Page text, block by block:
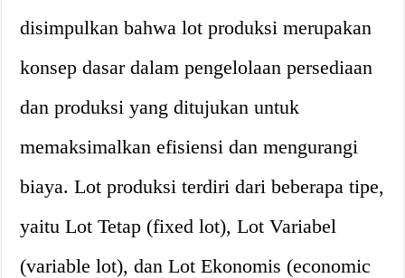
disimpulkan bahwa lot produksi merupakan
konsep dasar dalam pengelolaan persediaan
dan produksi yang ditujukan untuk
memaksimalkan efisiensi dan mengurangi
biaya. Lot produksi terdiri dari beberapa tipe,
yaitu Lot Tetap (fixed lot), Lot Variabel
(variable lot), dan Lot Ekonomis (economic